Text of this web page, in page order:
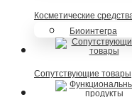
Косметические
Биоинтегра
Сопутствующие товары